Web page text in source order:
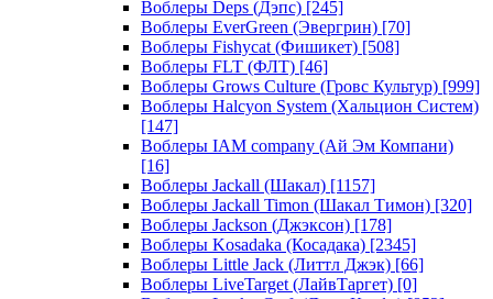
Воблеры Deps (Дэпс) [245]
Воблеры EverGreen (Эвергрин) [70]
Воблеры Fishycat (Фишикет) [508]
Воблеры FLT (ФЛТ) [46]
Воблеры Grows Culture (Гровс Культур) [999]
Воблеры Halcyon System (Хальцион Систем)
[147]
Воблеры IAM company (Ай Эм Компани)
[16]
Воблеры Jackall (Шакал) [1157]
Воблеры Jackall Timon (Шакал Тимон) [320]
Воблеры Jackson (Джэксон) [178]
Воблеры Kosadaka (Косадака) [2345]
Воблеры Little Jack (Литтл Джэк) [66]
Воблеры LiveTarget (ЛайвТаргет) [0]